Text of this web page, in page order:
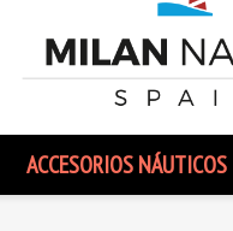
ACCESORIOS NÁUTICOS